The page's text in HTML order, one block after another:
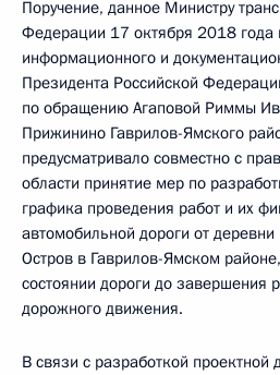
Поручение, данное Министру
Федерации 17 октября 2018 года
информационного и
Президента Российской
по обращению Агаповой Риммы
Прижинино Гаврилов-Ямского
предусматривало совместно с
области принятие мер по
графика проведения работ и их
автомобильной дороги от
Остров в Гаврилов-Ямском
состоянии дороги до завершения
дорожного движения.
В связи с разработкой проектной